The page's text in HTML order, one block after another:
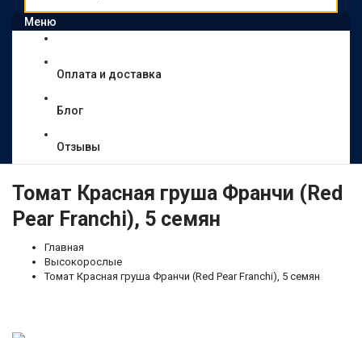
Меню
Оплата и доставка
Блог
Отзывы
Томат Красная груша Франчи (Red
Pear Franchi), 5 семян
Главная
Высокорослые
Томат Красная груша Франчи (Red Pear Franchi), 5 семян